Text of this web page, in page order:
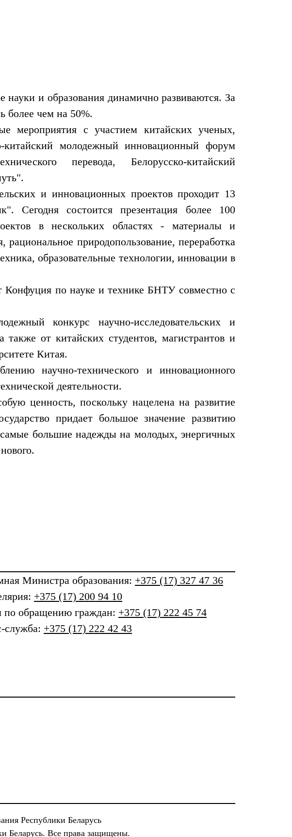
и образования динамично развиваются. За
более чем на 50%.
мероприятия с участием китайских ученых,
китайский молодежный инновационный форум
перевода, Белорусско-китайский
и инновационных проектов проходит 13
Сегодня состоится презентация более 100
в нескольких областях - материалы и
природопользование, переработка
образовательные технологии, инновации в
по науке и технике БНТУ совместно с
конкурс научно-исследовательских и
также от китайских студентов, магистрантов и
Китая.
научно-технического и инновационного
деятельности.
ценность, поскольку нацелена на развитие
придает большое значение развитию
самые большие надежды на молодых, энергичных
Министра образования: +375 (17) 327 47 36
+375 (17) 200 94 10
по обращению граждан: +375 (17) 222 45 74
служба: +375 (17) 222 42 43
Республики Беларусь
Беларусь. Все права защищены.